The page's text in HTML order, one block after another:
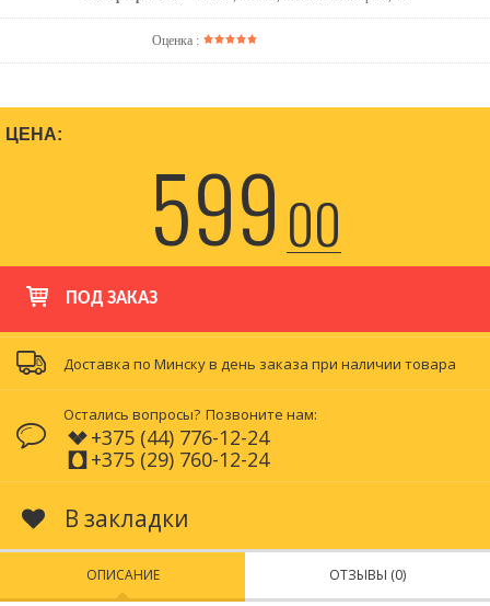
Оценка :
ЦЕНА:
59900
ПОД ЗАКАЗ
Доставка по Минску в день заказа при наличии товара
Остались вопросы? Позвоните нам:
+375 (44) 776-12-24
+375 (29) 760-12-24
В закладки
ОПИСАНИЕ ОТЗЫВЫ (0)